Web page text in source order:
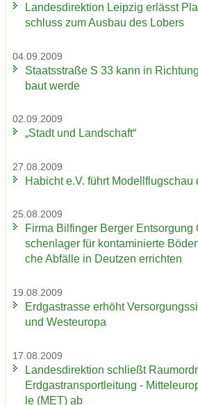
Lan­des­di­rek­ti­on Leip­zig er­lässt
schluss zum Aus­bau des Lobers
04.09.2009
Staats­stra­ße S 33 kann in
baut werde
02.09.2009
„Stadt und Land­schaft“
27.08.2009
Ha­bicht e.V. führt Mo­dell­flug­schau
25.08.2009
Firma Bil­fin­ger Ber­ger
schen­la­ger für kon­ta­mi­nier­te
che Ab­fäl­le in Deut­zen er­rich­ten
19.08.2009
Erd­gas­tras­se er­höht
und West­eu­ro­pa
17.08.2009
Lan­des­di­rek­ti­on schließt
Erd­gas­trans­port­lei­tung -
le (MET) ab